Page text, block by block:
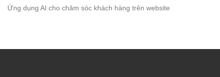
Ứng dụng AI cho chăm sóc khách hàng trên website